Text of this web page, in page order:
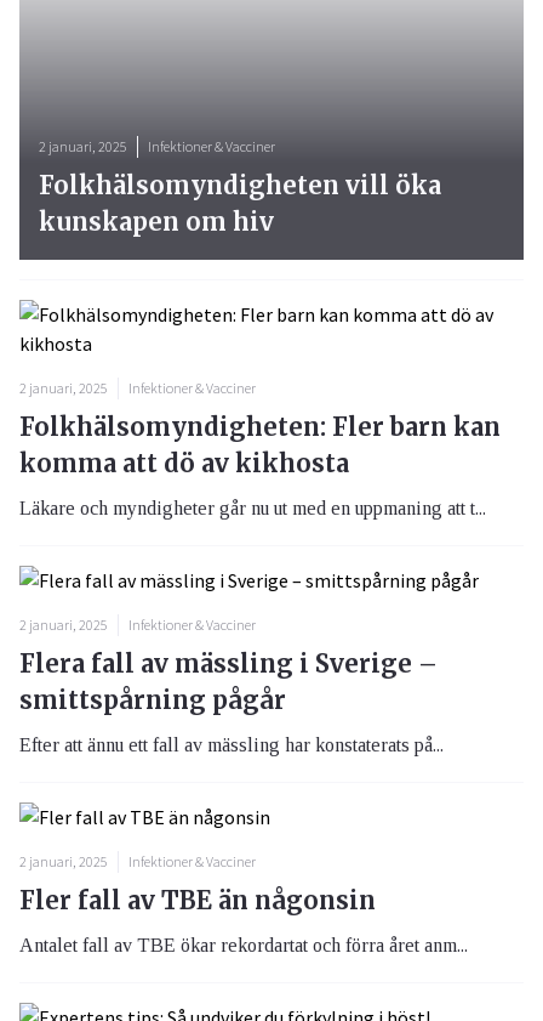
2 januari, 2025 Infektioner & Vacciner
Folkhälsomyndigheten vill öka
kunskapen om hiv
2 januari, 2025 Infektioner & Vacciner
Folkhälsomyndigheten: Fler barn kan
komma att dö av kikhosta
Läkare och myndigheter går nu ut med en uppmaning att t...
2 januari, 2025 Infektioner & Vacciner
Flera fall av mässling i Sverige –
smittspårning pågår
Efter att ännu ett fall av mässling har konstaterats på...
2 januari, 2025 Infektioner & Vacciner
Fler fall av TBE än någonsin
Antalet fall av TBE ökar rekordartat och förra året anm...